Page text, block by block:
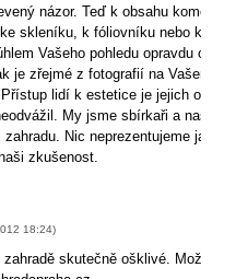
názor. Teď k obsahu
skleníku, k fóliovníku nebo k
Vašeho pohledu opravdu
je zřejmé z fotografií na Vašem
lidí k estetice je jejich
My jsme sbírkaři a naší
Nic neprezentujeme jako
zkušenost.
18:24)
skutečně ošklivé. Možná